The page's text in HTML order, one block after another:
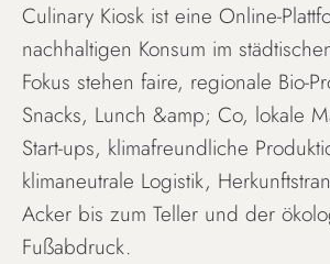
Culinary Kiosk ist eine Online-
nachhaltigen Konsum im
Fokus stehen faire, regionale Bio-
Snacks, Lunch &amp; Co, lokale
Start-ups, klimafreundliche
klimaneutrale Logistik,
Acker bis zum Teller und der
Fußabdruck.